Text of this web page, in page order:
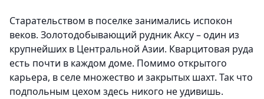
Старательством в поселке занимались испокон
веков. Золотодобывающий рудник Аксу – один из
крупнейших в Центральной Азии. Кварцитовая руда
есть почти в каждом доме. Помимо открытого
карьера, в селе множество и закрытых шахт. Так что
подпольным цехом здесь никого не удивишь.